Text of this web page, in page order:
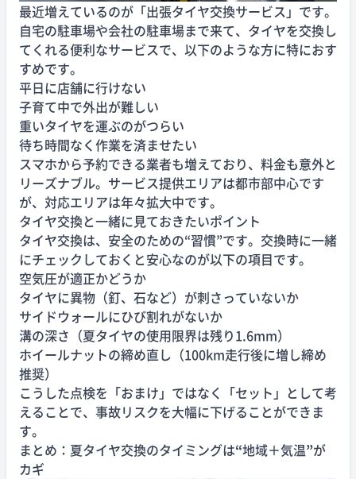
最近増えているのが「出張タイヤ交換サービス」です。
自宅の駐車場や会社の駐車場まで来て、タイヤを交換し
てくれる便利なサービスで、以下のような方に特におす
すめです。
平日に店舗に行けない
子育て中で外出が難しい
重いタイヤを運ぶのがつらい
待ち時間なく作業を済ませたい
スマホから予約できる業者も増えており、料金も意外と
リーズナブル。サービス提供エリアは都市部中心です
が、対応エリアは年々拡大中です。
タイヤ交換と一緒に見ておきたいポイント
タイヤ交換は、安全のための“習慣”です。交換時に一緒
にチェックしておくと安心なのが以下の項目です。
空気圧が適正かどうか
タイヤに異物（釘、石など）が刺さっていないか
サイドウォールにひび割れがないか
溝の深さ（夏タイヤの使用限界は残り1.6mm）
ホイールナットの締め直し（100km走行後に増し締め
推奨）
こうした点検を「おまけ」ではなく「セット」として考
えることで、事故リスクを大幅に下げることができま
す。
まとめ：夏タイヤ交換のタイミングは“地域＋気温”が
カギ